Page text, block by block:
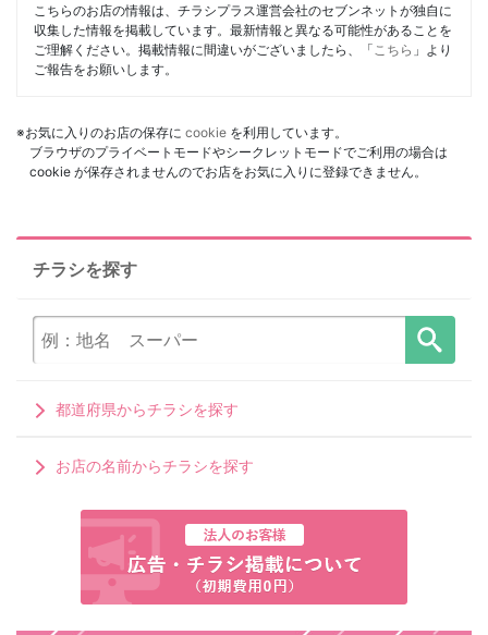
こちらのお店の情報は、チラシプラス運営会社のセブンネットが独自に
収集した情報を掲載しています。最新情報と異なる可能性があることを
ご理解ください。掲載情報に間違いがございましたら、「 こちら 」より
ご報告をお願いします。
※お気に入りのお店の保存に cookie を利用しています。
ブラウザのプライベートモードやシークレットモードでご利用の場合は
cookie が保存されませんのでお店をお気に入りに登録できません。
チラシを探す
都道府県からチラシを探す
お店の名前からチラシを探す